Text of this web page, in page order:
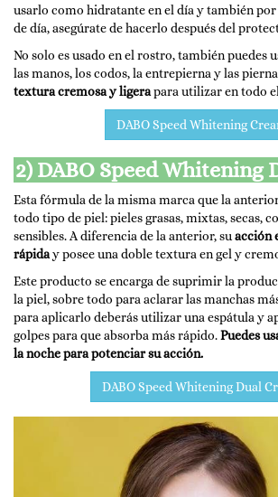
usarlo como hidratante en el día y también por
de día, asegúrate de hacerlo después del
No solo es usado en el rostro, también puedes
las manos, los codos, la entrepierna y las
textura cremosa y ligerapara utilizar en todo
DABO Speed Whitening
2) DABO Speed Whitening
Esta fórmula de la misma marca que la
todo tipo de piel: pieles grasas, mixtas, secas,
sensibles. A diferencia de la anterior, su acción
rápiday posee una doble textura en gel y
Este producto se encarga de suprimir la
la piel, sobre todo para aclarar las manchas
para aplicarlo deberás utilizar una espátula y
golpes para que absorba más rápido.Puedes
la noche para potenciar su acción.
DABO Speed Whitening Dual